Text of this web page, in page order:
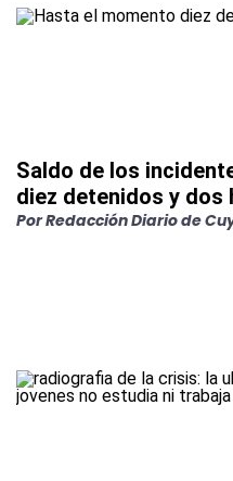
Saldo de los
diez detenidos y dos
PorRedacción Diario de